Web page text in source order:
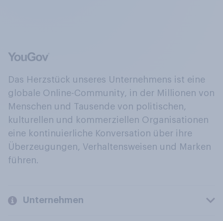
Das Herzstück unseres Unternehmens ist eine
globale Online-Community, in der Millionen von
Menschen und Tausende von politischen,
kulturellen und kommerziellen Organisationen
eine kontinuierliche Konversation über ihre
Überzeugungen, Verhaltensweisen und Marken
führen.
Unternehmen